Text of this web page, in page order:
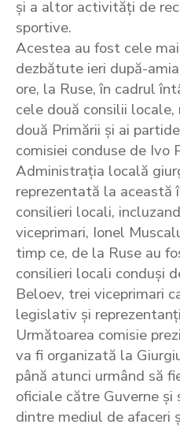
și a altor activități de
sportive.
Acestea au fost cele
dezbătute ieri după-
ore, la Ruse, în cadrul
cele două consilii
două Primării și ai
comisiei conduse de Ivo
Administrația locală
reprezentată la această
consilieri locali,
viceprimari, Ionel
timp ce, de la Ruse au
consilieri locali conduși
Beloev, trei viceprimari
legislativ și
Următoarea comisie
va fi organizată la
până atunci urmând să
oficiale către Guverne
dintre mediul de afaceri